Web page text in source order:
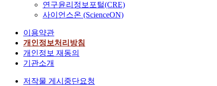
연구윤리정보포털(CRE)
사이언스온 (ScienceON)
이용약관
개인정보처리방침
개인정보 재동의
기관소개
저작물 게시중단요청